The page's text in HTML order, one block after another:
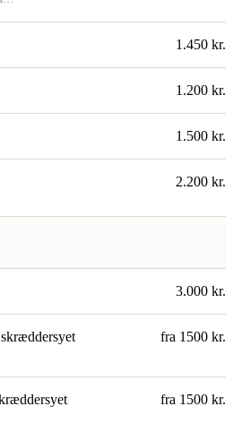
1.450 kr.
1.200 kr.
1.500 kr.
2.200 kr.
3.000 kr.
fra 1500 kr.
fra 1500 kr.